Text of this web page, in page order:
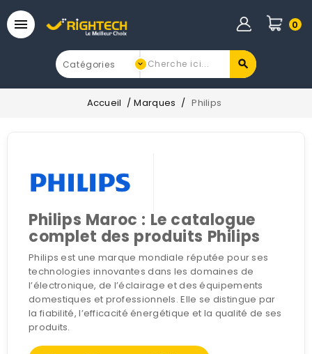
 0
Accueil Marques Philips
Philips Maroc : Le catalogue
complet des produits Philips
Philips est une marque mondiale réputée pour ses
technologies innovantes dans les domaines de
l’électronique, de l’éclairage et des équipements
domestiques et professionnels. Elle se distingue par
la fiabilité, l’efficacité énergétique et la qualité de ses
produits.